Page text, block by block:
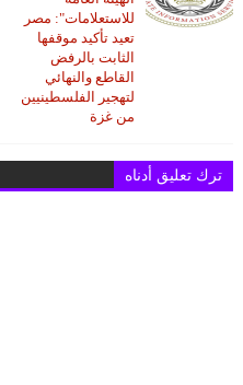
للاستعلامات": مصر
تعيد تأكيد موقفها
الثابت بالرفض
القاطع والنهائي
لتهجير الفلسطينيين
من غزة
ترك تعليق أدناه